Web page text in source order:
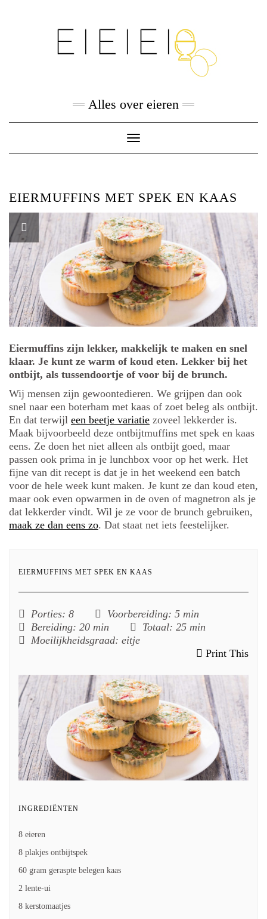
Alles over eieren
Toggle
Navigation
EIERMUFFINS MET SPEK EN KAAS
Eiermuffins zijn lekker, makkelijk te maken en snel
klaar. Je kunt ze warm of koud eten. Lekker bij het
ontbijt, als tussendoortje of voor bij de brunch.
Wij mensen zijn gewoontedieren. We grijpen dan ook
snel naar een boterham met kaas of zoet beleg als ontbijt.
En dat terwijl een beetje variatie zoveel lekkerder is.
Maak bijvoorbeeld deze ontbijtmuffins met spek en kaas
eens. Ze doen het niet alleen als ontbijt goed, maar
passen ook prima in je lunchbox voor op het werk. Het
fijne van dit recept is dat je in het weekend een batch
voor de hele week kunt maken. Je kunt ze dan koud eten,
maar ook even opwarmen in de oven of magnetron als je
dat lekkerder vindt. Wil je ze voor de brunch gebruiken,
maak ze dan eens zo. Dat staat net iets feestelijker.
EIERMUFFINS MET SPEK EN KAAS
Porties: 8 Voorbereiding: 5 min
Bereiding: 20 min Totaal: 25 min
Moeilijkheidsgraad: eitje
Print This
INGREDIËNTEN
8 eieren
8 plakjes ontbijtspek
60 gram geraspte belegen kaas
2 lente-ui
8 kerstomaatjes